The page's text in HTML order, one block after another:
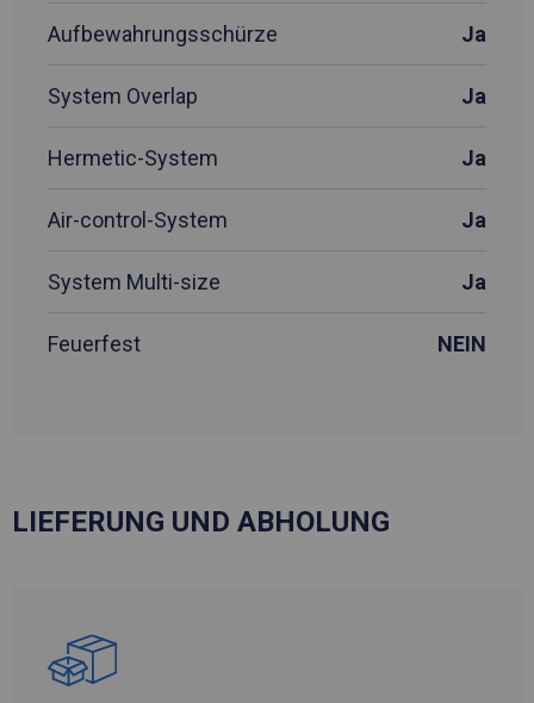
Aufbewahrungsschürze Ja
System Overlap Ja
Hermetic-System Ja
Air-control-System Ja
System Multi-size Ja
Feuerfest NEIN
LIEFERUNG UND ABHOLUNG